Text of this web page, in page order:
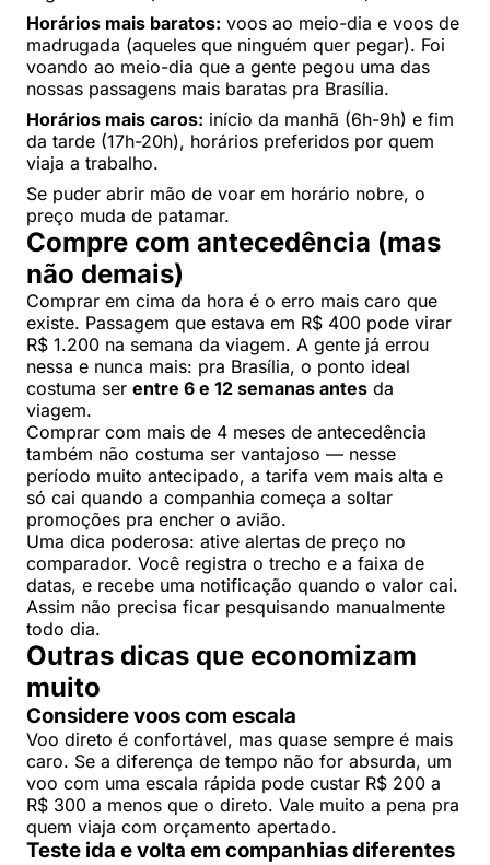
Horários mais baratos: voos ao meio-dia e voos de
madrugada (aqueles que ninguém quer pegar). Foi
voando ao meio-dia que a gente pegou uma das
nossas passagens mais baratas pra Brasília.
Horários mais caros: início da manhã (6h-9h) e fim
da tarde (17h-20h), horários preferidos por quem
viaja a trabalho.
Se puder abrir mão de voar em horário nobre, o
preço muda de patamar.
Compre com antecedência (mas
não demais)
Comprar em cima da hora é o erro mais caro que
existe. Passagem que estava em R$ 400 pode virar
R$ 1.200 na semana da viagem. A gente já errou
nessa e nunca mais: pra Brasília, o ponto ideal
costuma ser entre 6 e 12 semanas antes da
viagem.
Comprar com mais de 4 meses de antecedência
também não costuma ser vantajoso — nesse
período muito antecipado, a tarifa vem mais alta e
só cai quando a companhia começa a soltar
promoções pra encher o avião.
Uma dica poderosa: ative alertas de preço no
comparador. Você registra o trecho e a faixa de
datas, e recebe uma notificação quando o valor cai.
Assim não precisa ficar pesquisando manualmente
todo dia.
Outras dicas que economizam
muito
Considere voos com escala
Voo direto é confortável, mas quase sempre é mais
caro. Se a diferença de tempo não for absurda, um
voo com uma escala rápida pode custar R$ 200 a
R$ 300 a menos que o direto. Vale muito a pena pra
quem viaja com orçamento apertado.
Teste ida e volta em companhias diferentes